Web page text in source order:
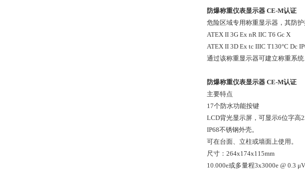
防爆称重仪表显示器 CE-M认证
危险区域专用称重显示器，其防护
ATEX II 3G Ex nR IIC T6 Gc X
ATEX II 3D Ex tc IIIC T130°C Dc
通过该称重显示器可建立称重系
防爆称重仪表显示器 CE-M认证
主要特点
17个防水功能按键
LCD背光显示屏，可显示6位字高
IP68不锈钢外壳。
可在台面、立柱或墙面上使用。
尺寸：264x174x115mm
10.000e或多量程3x3000e @ 0.3